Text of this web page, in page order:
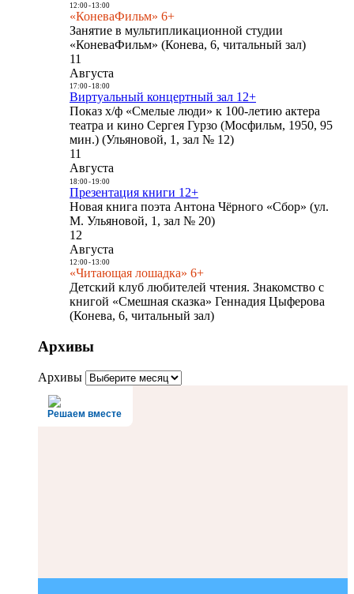
12:00- 13:00
«КоневаФильм» 6+
Занятие в мультипликационной студии
«КоневаФильм» (Конева, 6, читальный зал)
11
Августа
17:00- 18:00
Виртуальный концертный зал 12+
Показ х/ф «Смелые люди» к 100-летию актера
театра и кино Сергея Гурзо (Мосфильм, 1950, 95
мин.) (Ульяновой, 1, зал № 12)
11
Августа
18:00- 19:00
Презентация книги 12+
Новая книга поэта Антона Чёрного «Сбор» (ул.
М. Ульяновой, 1, зал № 20)
12
Августа
12:00- 13:00
«Читающая лошадка» 6+
Детский клуб любителей чтения. Знакомство с
книгой «Смешная сказка» Геннадия Цыферова
(Конева, 6, читальный зал)
Архивы
Архивы
Решаем вместе